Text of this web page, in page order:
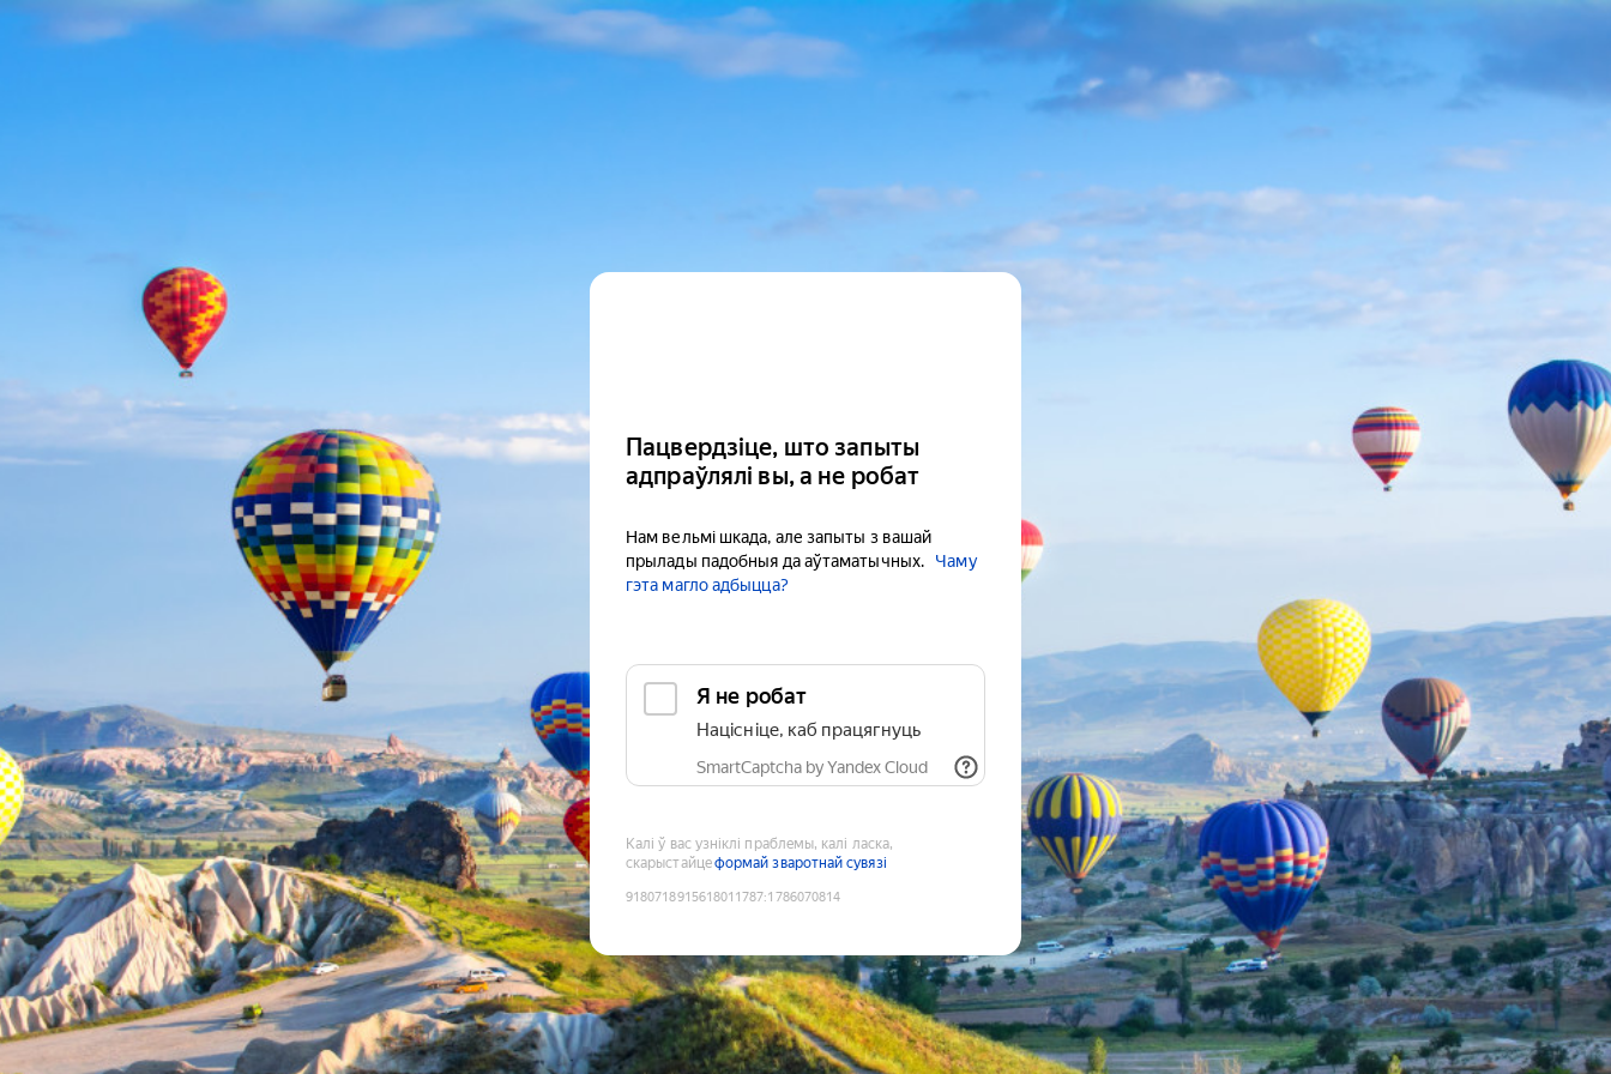
Пацвердзіце, што запыты
адпраўлялі вы, а не робат
Нам вельмі шкада, але запыты з вашай
прылады падобныя да аўтаматычных.
Чаму
гэта магло адбыцца?
Я не робат
Націсніце, каб працягнуць
SmartCaptcha by Yandex Cloud
Калі ў вас узніклі праблемы, калі ласка,
скарыстайцеформай зваротнай сувязі
9180718915618011787:1786070814